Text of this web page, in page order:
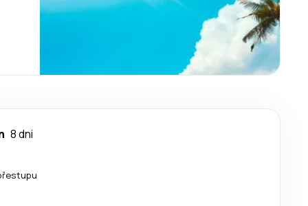
8 dni